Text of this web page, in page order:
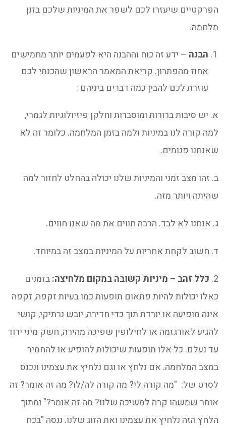
הפרקטיים שיעזרו לכם לשפר את המיניות שלכם בזנן
מלחמה.
הבנה – ידע זה כוח וההבנה היא לפעמים יותר מחמישים
אחוז מהפתרון. קריאת המאמר הראשון שהכנתי לכם
עוזרת לכם להבין כמה דברים ביניהם :
א. יש סיבות ברורות ומוסברות וחלקן פיזיולוגיות לגמרי,
למה קורה לנו במיניות ולמה בזמן המלחמה. כלומר זה לא
שאנחנו פגומים.
ב. זהו מצב זמני והמיניות שלנו יכולה בהחלט לחזור למה
שהיתה ויותר מזה.
ג. אנחנו לא לבד. הרבה חווים את מה שאנו חווים.
ד. חשוב לקחת אחריות על המיניות במצב זה במיוחד.
2. כלל זהב – מיניות קשובה במקום מלחיצה:בזמנים
כאלו יכולות להיות פתאום תופעות כמו בעיות זקפה, זקפה
אינה מופיעה או יורדת תוך כדי חדירה, יובש נרתיקי, קושי
להגיע לאורגזמה או לחילופין שפיכה מהירה, חשק מיני ירוד
עד נעלם. כל אלו תופעות שיכולות להופיע או להחמיר
במצב המלחמה. אם נלחץ או וגם נלחיץ את עצמינו ונכנס
לסרט של: "מה קורה לי? מה קורה לה/לו? מה זה אומר? זה
אומר שמשהו קרה למשיכה שלנו? מה זה אומר?" ומתוך
הלחץ הזה נלחיץ את עצמינו ואת הזוג שלנו. ננסה "בכח